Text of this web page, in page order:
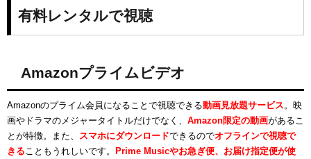
有料レンタルで視聴
Amazonプライムビデオ
Amazonのプライム会員になることで視聴できる動画見放題サービス。映
画やドラマのメジャータイトルだけでなく、 Amazon限定の動画があるこ
とが特徴。また、 スマホにダウンロードできるのでオフラインで視聴で
きることもうれしいです。
Prime Musicやお急ぎ便、お届け指定便が使